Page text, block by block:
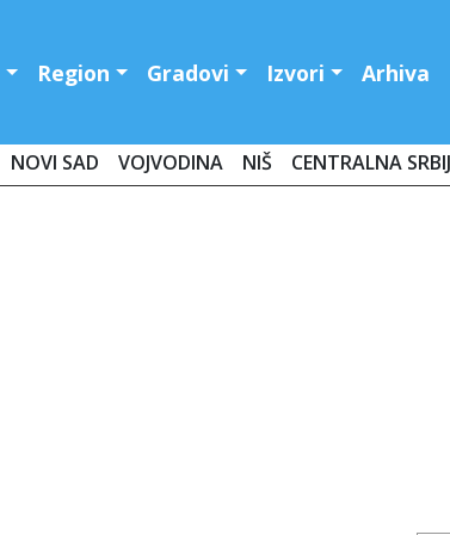
Region Gradovi Izvori Arhiva
NOVI SAD VOJVODINA NIŠ CENTRALNA